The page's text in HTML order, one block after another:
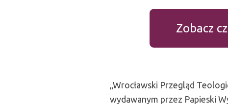
Zobacz
„Wrocławski Przegląd
wydawanym przez Papieski